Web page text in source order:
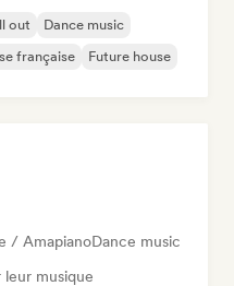
out
Dance music
française Future house
/ AmapianoDance music
musique